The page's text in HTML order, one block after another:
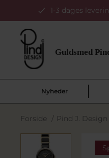
1-3 dages
Nyheder
Forside / Pind J. Design